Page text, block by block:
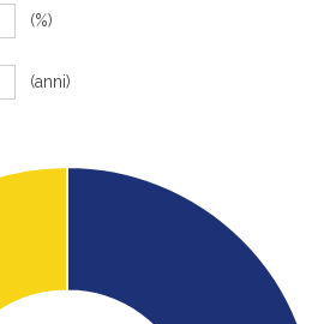
(%)
(anni)